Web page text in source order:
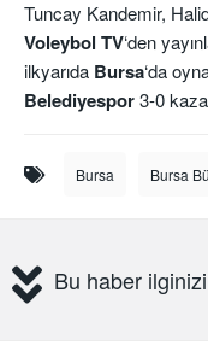
Tuncay Kandemir,
Voleybol TV‘den
ilkyarıda Bursa‘da
Belediyespor3-0
Bursa Bursa
Bu haber